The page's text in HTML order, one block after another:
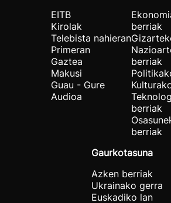
EITB
Kirolak
Telebista nahieran
Primeran
Gaztea
Makusi
Guau - Gure
Audioa
berriak
berriak
berriak
berriak
Gaurkotasuna
Azken berriak
Ukrainako gerra
Euskadiko lan